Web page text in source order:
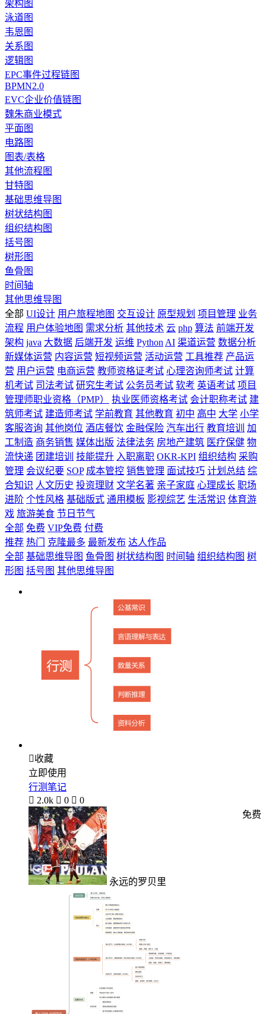
架构图
泳道图
韦恩图
关系图
逻辑图
EPC事件过程链图
BPMN2.0
EVC企业价值链图
魏朱商业模式
平面图
电路图
图表/表格
其他流程图
甘特图
基础思维导图
树状结构图
组织结构图
括号图
树形图
鱼骨图
时间轴
其他思维导图
全部 UI设计 用户旅程地图 交互设计 原型规划 项目管理 业务
流程 用户体验地图 需求分析 其他技术 云 php 算法 前端开发
架构 java 大数据 后端开发 运维 Python AI 渠道运营 数据分析
新媒体运营 内容运营 短视频运营 活动运营 工具推荐 产品运
营 用户运营 电商运营 教师资格证考试 心理咨询师考试 计算
机考试 司法考试 研究生考试 公务员考试 软考 英语考试 项目
管理师职业资格（PMP）
执业医师资格考试 会计职称考试 建
筑师考试 建造师考试 学前教育 其他教育 初中 高中 大学 小学
客服咨询 其他岗位 酒店餐饮 金融保险 汽车出行 教育培训
加
工制造 商务销售 媒体出版 法律法务 房地产建筑 医疗保健 物
流快递 团建培训 技能提升 入职离职 OKR-KPI 组织结构 采购
管理 会议纪要 SOP 成本管控 销售管理 面试技巧 计划总结 综
合知识 人文历史 投资理财 文学名著 亲子家庭 心理成长 职场
进阶 个性风格 基础版式 通用模板 影视综艺 生活常识 体育游
戏 旅游美食 节日节气
全部 免费 VIP免费 付费
推荐 热门 克隆最多 最新发布 达人作品
全部 基础思维导图 鱼骨图 树状结构图 时间轴 组织结构图 树
形图 括号图 其他思维导图
收藏
立即使用
行测笔记
 2.0k  0  0
永远的罗贝里
免费